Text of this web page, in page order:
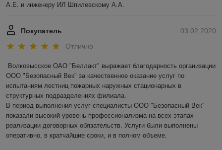
А.Е. и инженеру ИЛ Шпилевскому А.А.
03.02.2020
Покупатель
Отлично
Волковысское ОАО "Беллакт" выражает благодарность организации
ООО "Безопасный Век" за качественное оказание услуг по
испытаниям лестниц пожарных наружных стационарных в
структурных подразделениях филиала.
В период выполнения услуг специалисты ООО "Безопасный Век"
показали высокий уровень профессионализма на всех этапах
реализации договорных обязательств. Услуги были выполнены
оперативно, в кратчайшие сроки, и в полном объеме.